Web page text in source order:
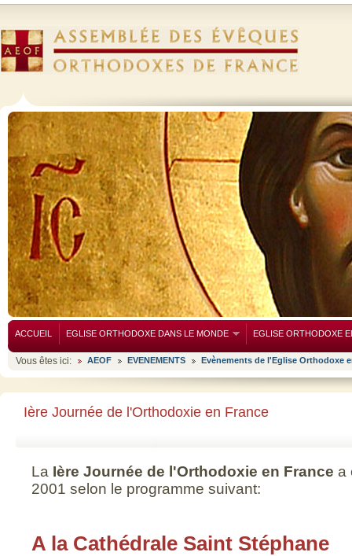
ACCUEIL EGLISE ORTHODOXE DANS LE MONDE EGLISE ORTHODOXE
Vous êtes ici: AEOF EVENEMENTS Evènements de l'Eglise Orthodoxe
Ière Journée de l'Orthodoxie en France
La Ière Journée de l'Orthodoxie en France a
2001 selon le programme suivant:
A la Cathédrale Saint Stéphane